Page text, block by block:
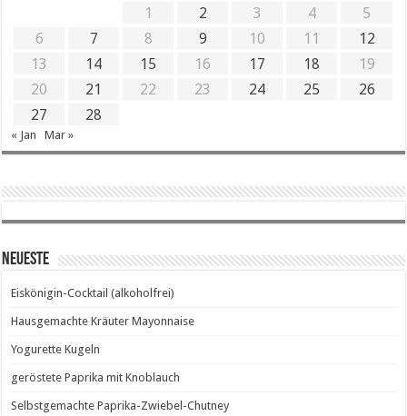
1
2 3 4
5
6
7 8 9 10 11
12
13
14 15 16 17 18
19
20
21 22 23 24 25
26
27
28
« Jan Mar »
Neueste
Eiskönigin-Cocktail (alkoholfrei)
Hausgemachte Kräuter Mayonnaise
Yogurette Kugeln
geröstete Paprika mit Knoblauch
Selbstgemachte Paprika-Zwiebel-Chutney